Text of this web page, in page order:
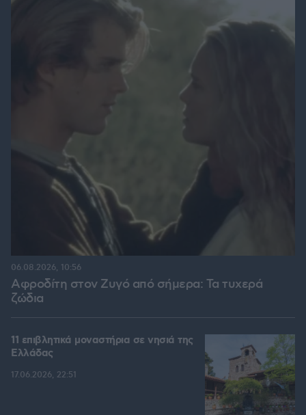
Αφροδίτη στον Ζυγό από σήμερα: Τα τυχερά
ζώδια
06.08.2026, 10:56
11 επιβλητικά μοναστήρια σε νησιά της
Ελλάδας
17.06.2026, 22:51